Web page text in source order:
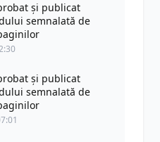
și publicat
semnalată de
și publicat
semnalată de